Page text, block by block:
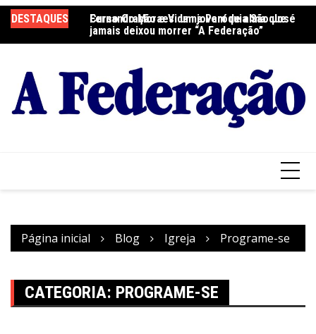
para
o
DESTAQUES
Fernando Moraes: um jovem de alma que
jamais deixou morrer “A Federação”
Curso Oração e Vida na Paróquia São José
Página inicial Blog Igreja Programe-se
CATEGORIA: PROGRAME-SE